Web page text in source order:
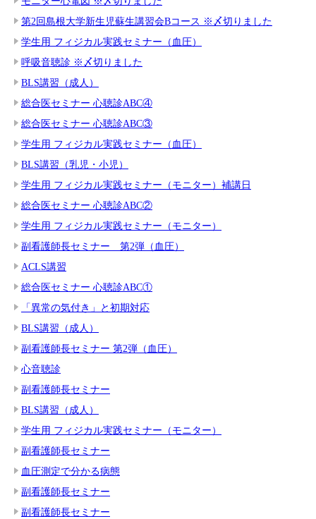
第2回島根大学新生児蘇生講習会Bコース ※〆切りました
学生用 フィジカル実践セミナー（血圧）
呼吸音聴診 ※〆切りました
BLS講習（成人）
総合医セミナー 心聴診ABC④
総合医セミナー 心聴診ABC③
学生用 フィジカル実践セミナー（血圧）
BLS講習（乳児・小児）
学生用 フィジカル実践セミナー（モニター）補講日
総合医セミナー 心聴診ABC②
学生用 フィジカル実践セミナー（モニター）
副看護師長セミナー 第2弾（血圧）
ACLS講習
総合医セミナー 心聴診ABC①
「異常の気付き」と初期対応
BLS講習（成人）
副看護師長セミナー 第2弾（血圧）
心音聴診
副看護師長セミナー
BLS講習（成人）
学生用 フィジカル実践セミナー（モニター）
副看護師長セミナー
血圧測定で分かる病態
副看護師長セミナー
副看護師長セミナー